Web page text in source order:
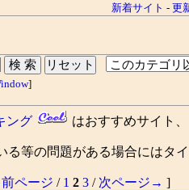
新着サイト - 更
]
ング
はおすすめサイト
等の問題がある場合にはタ
ページ / 1 2 3 / 次ページ→ ]